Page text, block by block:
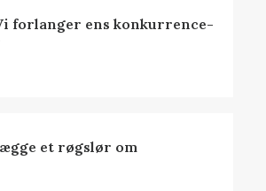
forlanger ens konkurrence-
et røgslør om